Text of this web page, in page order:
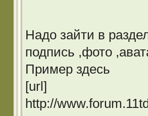
Надо зайти в
подпись ,фото
Пример здесь
[url]
http://